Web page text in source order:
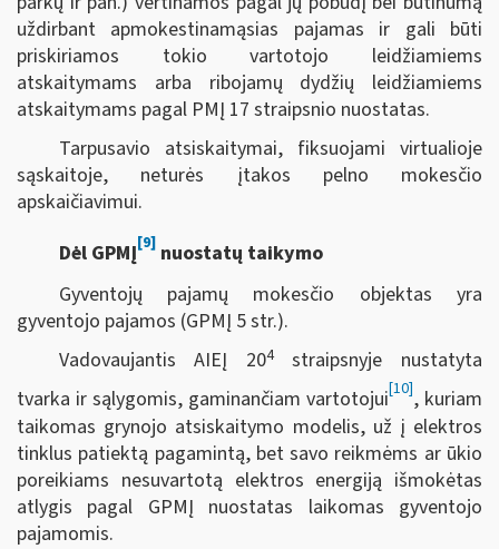
uždirbant apmokestinamąsias pajamas ir gali būti
priskiriamos
tokio vartotojo leidžiamiems
atskaitymams arba ribojamų dydžių leidžiamiems
atskaitymams pagal PMĮ 17 straipsnio nuostatas.
Tarpusavio atsiskaitymai, fiksuojami virtualioje
sąskaitoje, neturės įtakos pelno mokesčio
apskaičiavimui.
Dėl GPMĮ[9]nuostatų taikymo
Gyventojų pajamų mokesčio objektas yra
gyventojo pajamos (GPMĮ 5 str.).
Vadovaujantis AIEĮ 204straipsnyje nustatyta
tvarka ir sąlygomis, gaminančiam vartotojui[10], kuriam
taikomas grynojo atsiskaitymo modelis, už į elektros
tinklus patiektą pagamintą, bet savo reikmėms ar ūkio
poreikiams nesuvartotą elektros energiją išmokėtas
atlygis pagal GPMĮ nuostatas laikomas gyventojo
pajamomis.